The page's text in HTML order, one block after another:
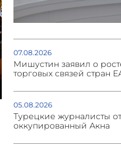
07.08.2026
Мишустин заявил о
торговых связей стран
05.08.2026
Турецкие журналисты
оккупированный Акна